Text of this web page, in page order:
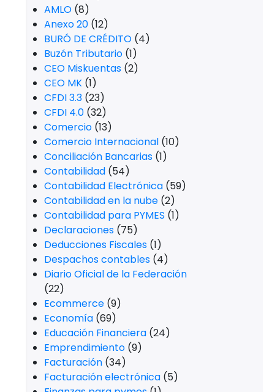
AMLO (8)
Anexo 20 (12)
BURÓ DE CRÉDITO (4)
Buzón Tributario (1)
CEO Miskuentas (2)
CEO MK (1)
CFDI 3.3 (23)
CFDI 4.0 (32)
Comercio (13)
Comercio Internacional (10)
Conciliación Bancarias (1)
Contabilidad (54)
Contabilidad Electrónica (59)
Contabilidad en la nube (2)
Contabilidad para PYMES (1)
Declaraciones (75)
Deducciones Fiscales (1)
Despachos contables (4)
Diario Oficial de la Federación
(22)
Ecommerce (9)
Economía (69)
Educación Financiera (24)
Emprendimiento (9)
Facturación (34)
Facturación electrónica (5)